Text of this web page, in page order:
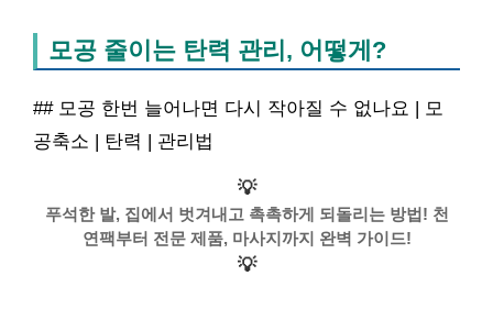
모공 줄이는 탄력 관리, 어떻게?
## 모공 한번 늘어나면 다시 작아질 수 없나요 | 모
공축소 | 탄력 | 관리법
💡
푸석한 발, 집에서 벗겨내고 촉촉하게 되돌리는 방법! 천
연팩부터 전문 제품, 마사지까지 완벽 가이드!
💡